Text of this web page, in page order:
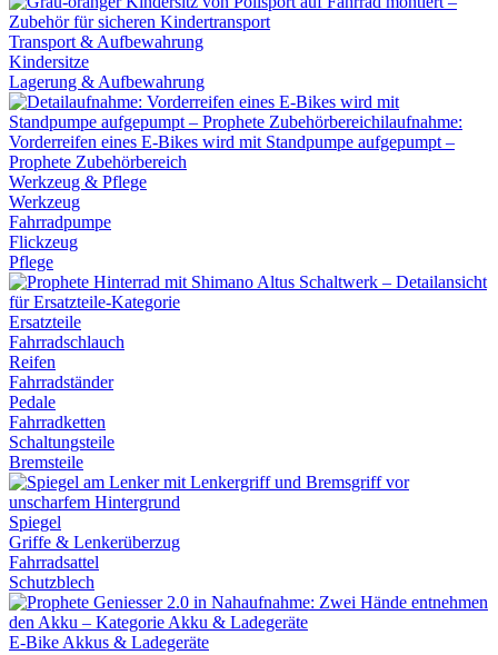
Transport & Aufbewahrung
Kindersitze
Lagerung & Aufbewahrung
Werkzeug & Pflege
Werkzeug
Fahrradpumpe
Flickzeug
Pflege
Ersatzteile
Fahrradschlauch
Reifen
Fahrradständer
Pedale
Fahrradketten
Schaltungsteile
Bremsteile
Spiegel
Griffe & Lenkerüberzug
Fahrradsattel
Schutzblech
E-Bike Akkus & Ladegeräte